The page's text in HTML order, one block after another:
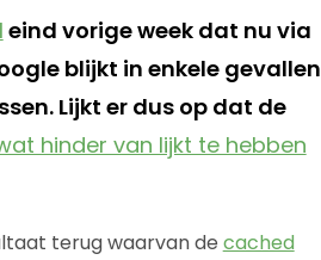
eind vorige week dat nu via
blijkt in enkele gevallen
Lijkt er dus op dat de
hinder van lijkt te hebben
terug waarvan de cached